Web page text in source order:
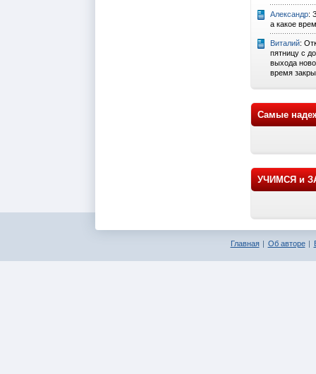
Александр:
а какое
Виталий:
пятницу с
выхода
время
Самые
УЧИМСЯ и
Главная Об авторе